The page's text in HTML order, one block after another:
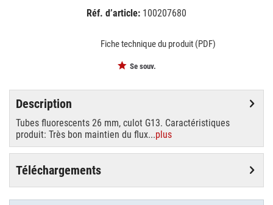
Réf. d’article: 100207680
Fiche technique du produit (PDF)
Se souv.
Description
Tubes fluorescents 26 mm, culot G13. Caractéristiques
produit: Très bon maintien du flux...plus
Téléchargements